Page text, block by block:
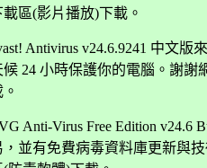
載區(影片播放)下載。
Antivirus v24.6.9241 中文
候 24 小時保護你的電腦。謝謝
Anti-Virus Free Edition v24.6
，並有免費病毒資料庫更新與